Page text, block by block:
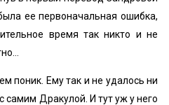
ее первоначальная ошибка,
время так никто и не
поник. Ему так и не удалось ни
самим Дракулой. И тут уж у него